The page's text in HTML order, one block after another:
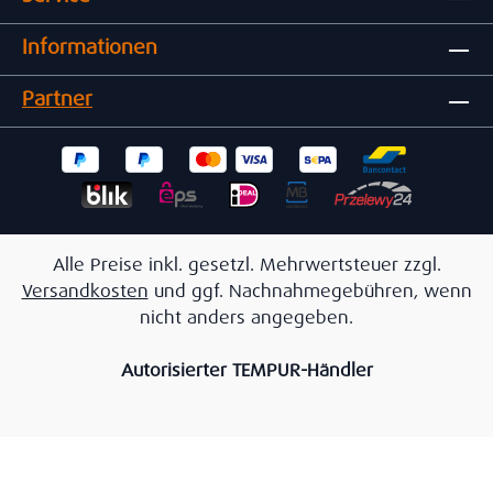
Informationen
Partner
Alle Preise inkl. gesetzl. Mehrwertsteuer zzgl.
Versandkosten und ggf. Nachnahmegebühren, wenn
nicht anders angegeben.
Autorisierter TEMPUR-Händler